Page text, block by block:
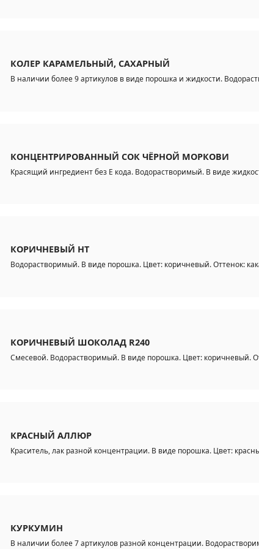
КОЛЕР КАРАМЕЛЬНЫЙ, САХАРНЫЙ
В наличии более 9 артикулов в виде порошка и жидкости.
КОНЦЕНТРИРОВАННЫЙ СОК ЧЁРНОЙ МОРКОВИ
Красящий ингредиент без Е кода. Водорастворимый. В виде
КОРИЧНЕВЫЙ НТ
Водорастворимый. В виде порошка. Цвет: коричневый. Оттенок:
КОРИЧНЕВЫЙ ШОКОЛАД R240
Смесевой. Водорастворимый. В виде порошка. Цвет: коричневый.
КРАСНЫЙ АЛЛЮР
Краситель, лак разной концентрации. В виде порошка. Цвет:
КУРКУМИН
В наличии более 7 артикулов разной концентрации.